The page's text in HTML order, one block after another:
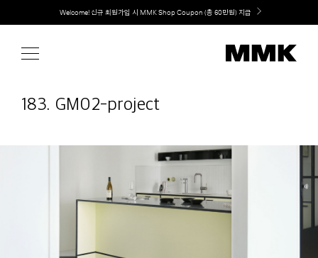
content
취향대로 완성하는 커스텀 아일랜드 키친, MMK The Island 출시
183. GM02-project